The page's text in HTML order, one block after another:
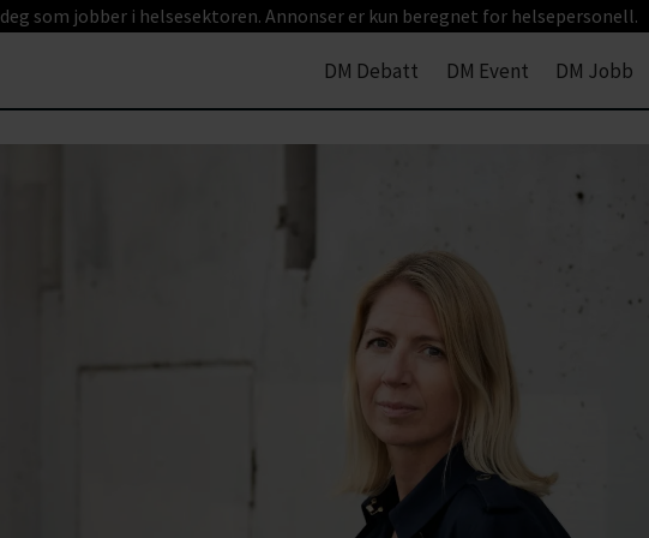
som jobber i helsesektoren. Annonser er kun beregnet for helsepersonell.
DM Debatt DM Event DM Jobb